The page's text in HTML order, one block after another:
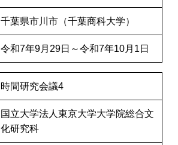
千葉県市川市（千葉商科大学）
令和7年9月29日～令和7年10月1日
時間研究会議4
国立大学法人東京大学大学院総合文
化研究科